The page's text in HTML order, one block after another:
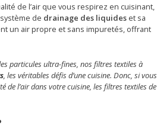
de l’air que vous respirez en cuisinant,
de drainage des liquideset sa
un air propre et sans impuretés, offrant
particules ultra-fines, nos filtres textiles à
, les véritables défis d’une cuisine. Donc, si vous
l’air dans votre cuisine, les filtres textiles de